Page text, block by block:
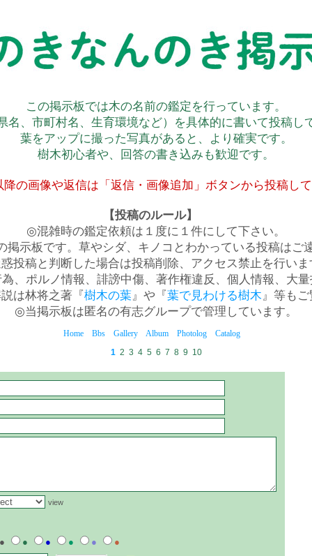
この掲示板では木の名前の鑑定を行っています。
名、市町村名、生育環境など）を具体的に書いて投稿し
葉をアップに撮った写真があると、より確実です。
樹木初心者や、回答の書き込みも歓迎です。
の画像や返信は「返信・画像追加」ボタンから投稿し
【投稿のルール】
◎混雑時の鑑定依頼は１度に１件にして下さい。
掲示板です。草やシダ、キノコとわかっている投稿はご
投稿と判断した場合は投稿削除、アクセス禁止を行いま
、ポルノ情報、誹謗中傷、著作権違反、個人情報、大
は林将之著『樹木の葉』や『葉で見わける樹木』等も
◎当掲示板は匿名の有志グループで管理しています。
Home Bbs Gallery Album Photolog
Catalog
1 2 3 4 5 6 7 8 9 10
view
● ● ● ● ●